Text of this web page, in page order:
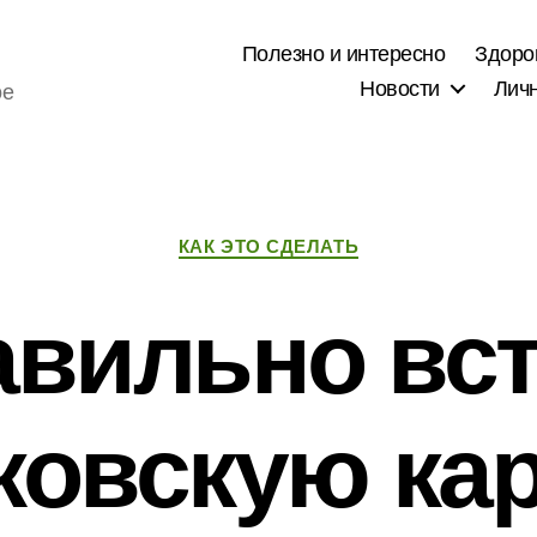
Полезно и интересно
Новости
Рубрики
КАК ЭТО СДЕЛАТЬ